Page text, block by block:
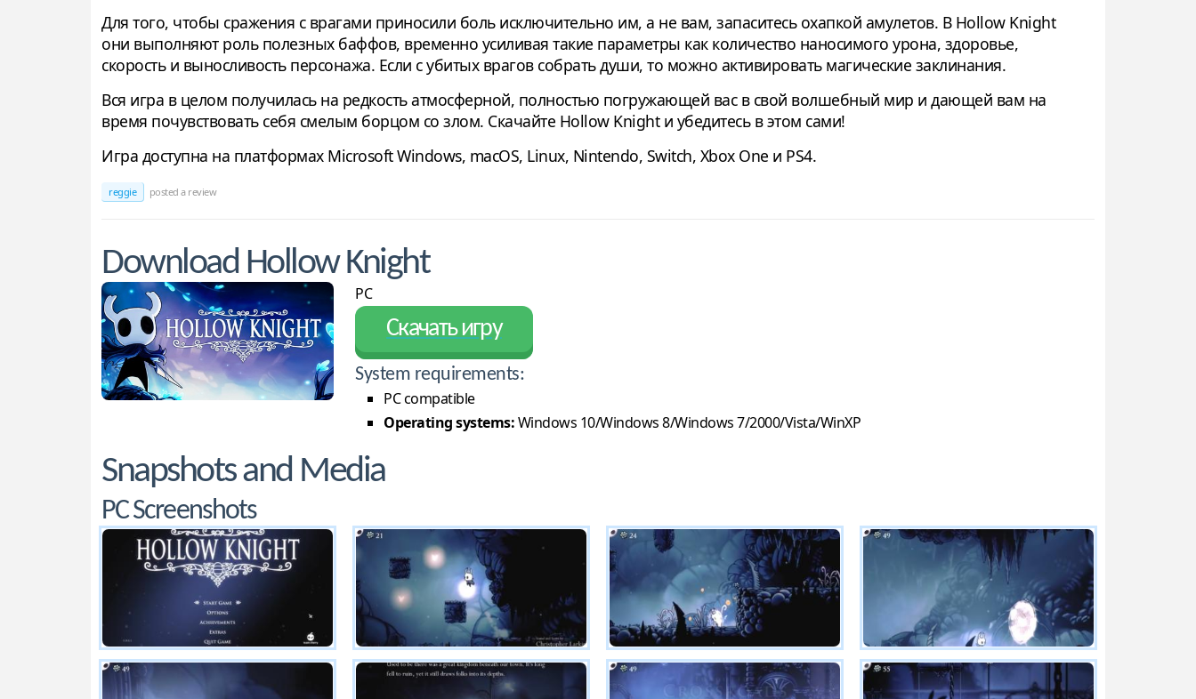
Для того, чтобы сражения с врагами приносили боль исключительно им, а не вам, запаситесь охапкой амулетов. В Hollow Knight
они выполняют роль полезных баффов, временно усиливая такие параметры как количество наносимого урона, здоровье,
скорость и выносливость персонажа. Если с убитых врагов собрать души, то можно активировать магические заклинания.
Вся игра в целом получилась на редкость атмосферной, полностью погружающей вас в свой волшебный мир и дающей вам на
время почувствовать себя смелым борцом со злом. Скачайте Hollow Knight и убедитесь в этом сами!
Игра доступна на платформах Microsoft Windows, macOS, Linux, Nintendo, Switch, Xbox One и PS4.
reggie posted a review
Download Hollow Knight
PC
Скачать игру
System requirements:
PC compatible
Operating systems:Windows 10/Windows 8/Windows 7/2000/Vista/WinXP
Snapshots and Media
PC Screenshots